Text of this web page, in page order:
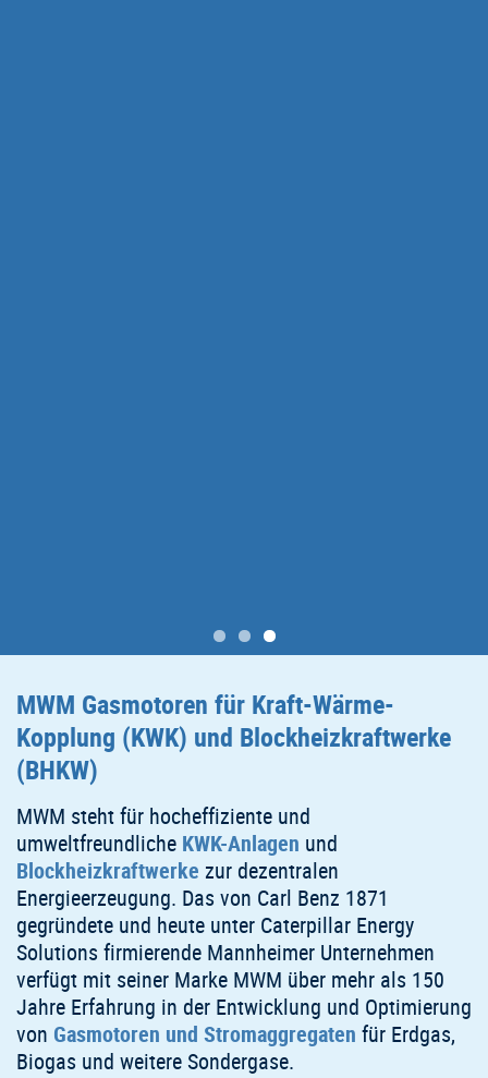
MWM Gasmotoren für Kraft-Wärme-
Kopplung (KWK) und Blockheizkraftwerke
(BHKW)
MWM steht für hocheffiziente und
umweltfreundliche KWK-Anlagen und
Blockheizkraftwerke zur dezentralen
Energieerzeugung. Das von Carl Benz 1871
gegründete und heute unter Caterpillar Energy
Solutions firmierende Mannheimer Unternehmen
verfügt mit seiner Marke MWM über mehr als 150
Jahre Erfahrung in der Entwicklung und Optimierung
von Gasmotoren und Stromaggregaten für Erdgas,
Biogas und weitere Sondergase.